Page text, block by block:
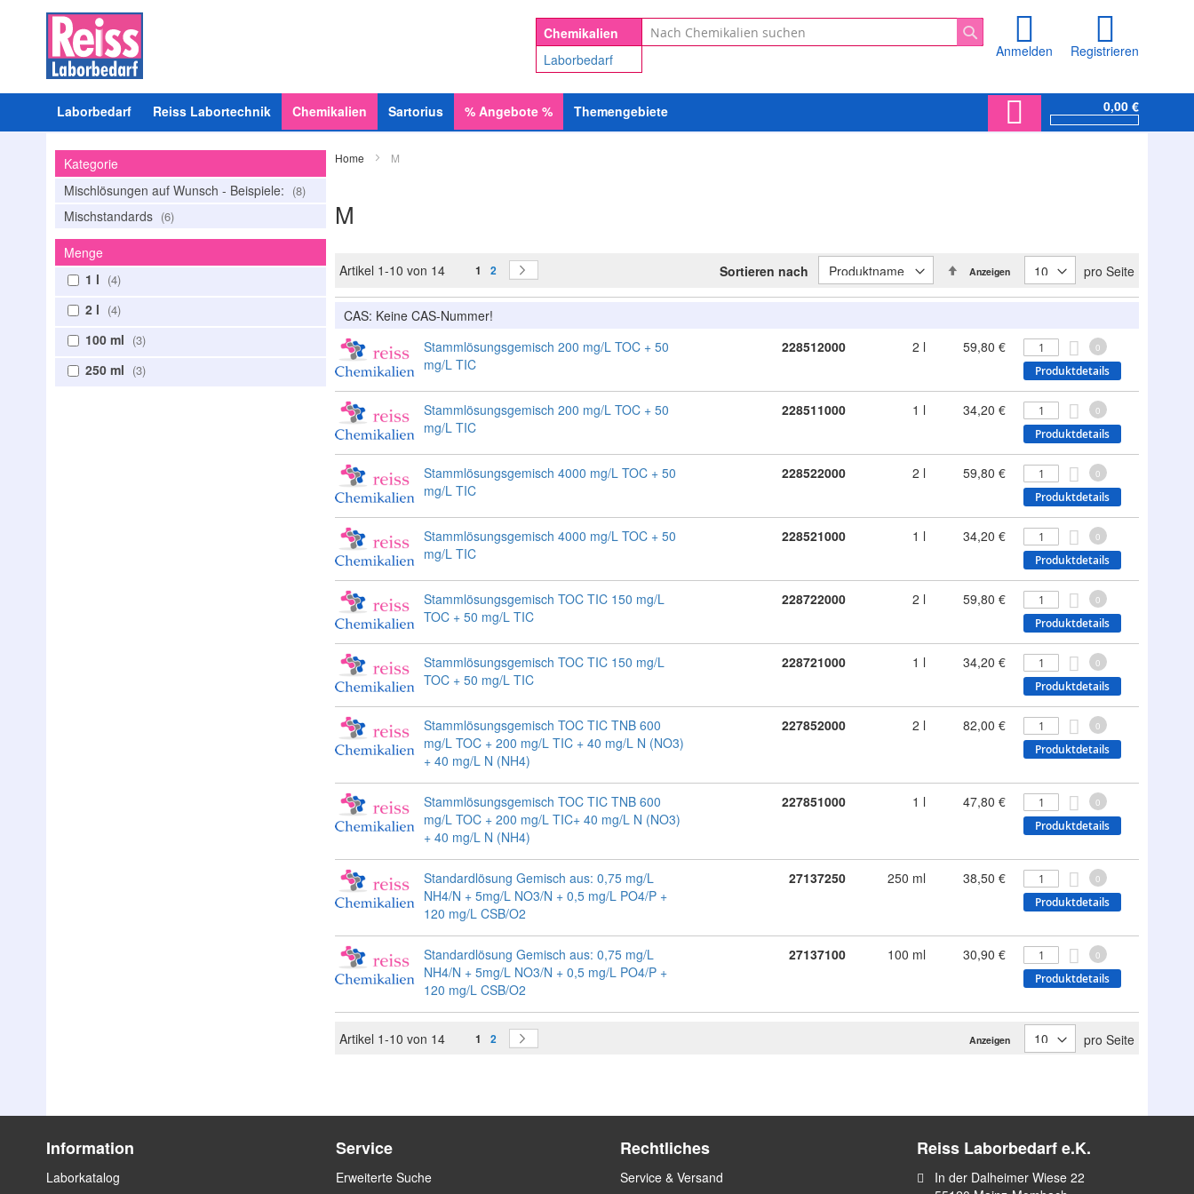
0,00 €
Anmelden Registrieren
Chemikalien
Laborbedarf
Suche
Suche
Laborbedarf Reiss Labortechnik Chemikalien Sartorius % Angebote % Themengebiete
Home M
M
Artikel 1-10 von 14
Sie lesen gerade Seite
1 Seite
2 Seite
Anzeigen pro Seite
Sortieren nach
absteigender
Reihenfolge
CAS: Keine CAS-Nummer!
Stammlösungsgemisch 200 mg/L TOC + 50
mg/L TIC
228512000 2 l 59,80 € 0
Produktdetails
Stammlösungsgemisch 200 mg/L TOC + 50
mg/L TIC
228511000 1 l 34,20 € 0
Produktdetails
Stammlösungsgemisch 4000 mg/L TOC + 50
mg/L TIC
228522000 2 l 59,80 € 0
Produktdetails
Stammlösungsgemisch 4000 mg/L TOC + 50
mg/L TIC
228521000 1 l 34,20 € 0
Produktdetails
Stammlösungsgemisch TOC TIC 150 mg/L
TOC + 50 mg/L TIC
228722000 2 l 59,80 € 0
Produktdetails
Stammlösungsgemisch TOC TIC 150 mg/L
TOC + 50 mg/L TIC
228721000 1 l 34,20 € 0
Produktdetails
Stammlösungsgemisch TOC TIC TNB 600
mg/L TOC + 200 mg/L TIC + 40 mg/L N (NO3)
+ 40 mg/L N (NH4)
227852000 2 l 82,00 € 0
Produktdetails
Stammlösungsgemisch TOC TIC TNB 600
mg/L TOC + 200 mg/L TIC+ 40 mg/L N (NO3)
+ 40 mg/L N (NH4)
227851000 1 l 47,80 € 0
Produktdetails
Standardlösung Gemisch aus: 0,75 mg/L
NH4/N + 5mg/L NO3/N + 0,5 mg/L PO4/P +
120 mg/L CSB/O2
27137250 250 ml 38,50 € 0
Produktdetails
Standardlösung Gemisch aus: 0,75 mg/L
NH4/N + 5mg/L NO3/N + 0,5 mg/L PO4/P +
120 mg/L CSB/O2
27137100 100 ml 30,90 € 0
Produktdetails
Artikel 1-10 von 14
Sie lesen gerade Seite
1 Seite
2 Seite
Anzeigen pro Seite
Kategorie
Mischlösungen auf Wunsch - Beispiele:
8
Mischstandards 6
Menge
1 l
4
2 l 4
100 ml 3
250 ml 3
Information
Laborkatalog
Service
Erweiterte Suche
Rechtliches
Service & Versand
Reiss Laborbedarf e.K.
In der Dalheimer Wiese 22